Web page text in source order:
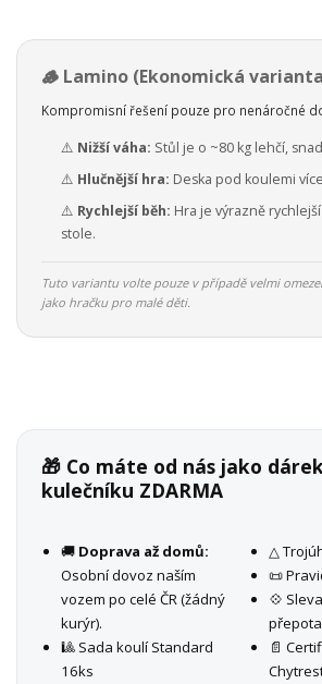
🪵 Lamino (Ekonomická
Kompromisní řešení pouze pro nenáročné
⚠️ Nižší váha: Stůl je o ~80 kg lehčí,
⚠️ Hlučnější hra: Deska pod koulemi
⚠️ Rychlejší běh: Hra je výrazně
stole.
Tuto variantu volte pouze v případě velmi
jako hračku pro malé děti.
🎁 Co máte od nás jako
kulečníku ZDARMA
🚚 Doprava až domů:
Osobní dovoz naším
vozem po celé ČR (žádný
kurýr).
🎱 Sada koulí Standard
16ks
△
📜
💠
📄